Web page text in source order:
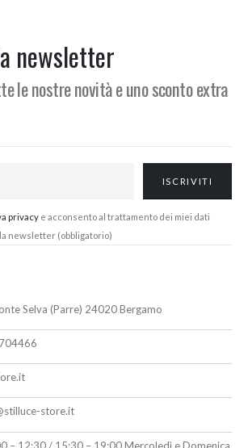
a
421,00€
newsletter
le nostre novità e uno sconto extra
privacy e acconsento al trattamento dei miei dati
newsletter (obbligatorio)
Selva (Parre) 24020 Bergamo
store.it
– 12:30 / 15:30 – 19:00 Mercoledì e Domenica